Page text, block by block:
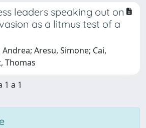
leaders speaking out on
as a litmus test of a
Aresu, Simone; Cai,
Thomas
a 1